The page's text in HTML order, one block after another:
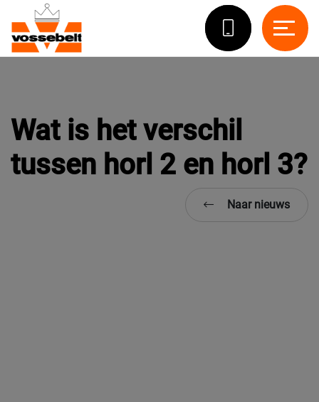
Wat is het verschil
tussen horl 2 en horl 3?
Naar nieuws